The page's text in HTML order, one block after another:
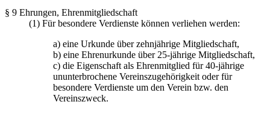
§ 9 Ehrungen, Ehrenmitgliedschaft
(1) Für besondere Verdienste können verliehen werden:
a) eine Urkunde über zehnjährige Mitgliedschaft,
b) eine Ehrenurkunde über 25-jährige Mitgliedschaft,
c) die Eigenschaft als Ehrenmitglied für 40-jährige
ununterbrochene Vereinszugehörigkeit oder für
besondere Verdienste um den Verein bzw. den
Vereinszweck.